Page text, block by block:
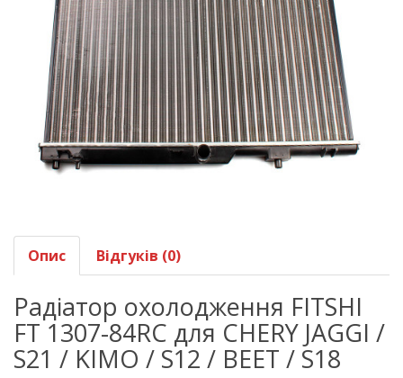
Опис Відгуків (0)
Радіатор охолодження FITSHI
FT 1307-84RC для CHERY JAGGI /
S21 / KIMO / S12 / BEET / S18